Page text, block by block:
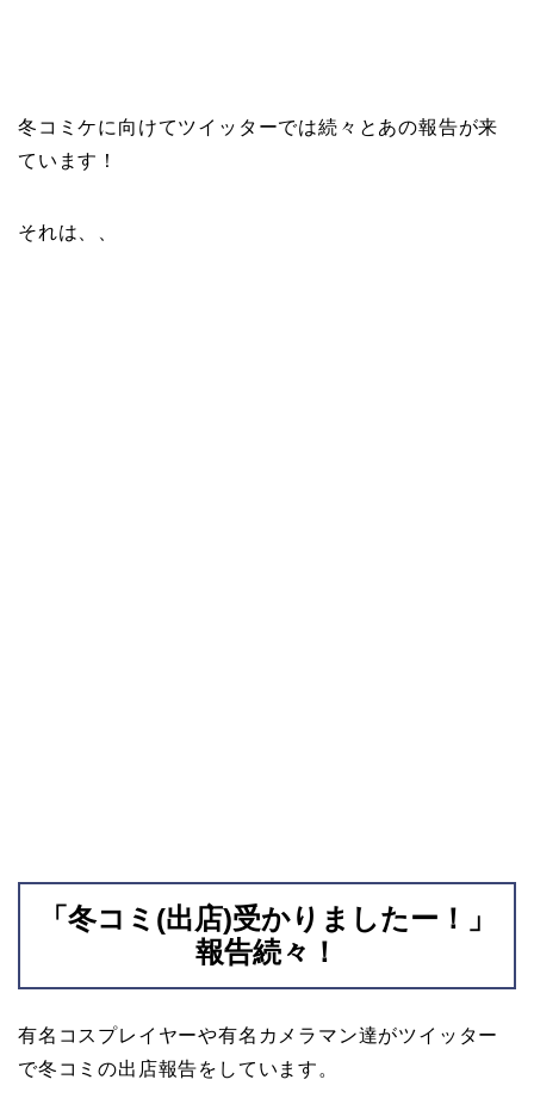
冬コミケに向けてツイッターでは続々とあの報告が来
ています！
それは、、
「冬コミ(出店)受かりましたー！」
報告続々！
有名コスプレイヤーや有名カメラマン達がツイッター
で冬コミの出店報告をしています。